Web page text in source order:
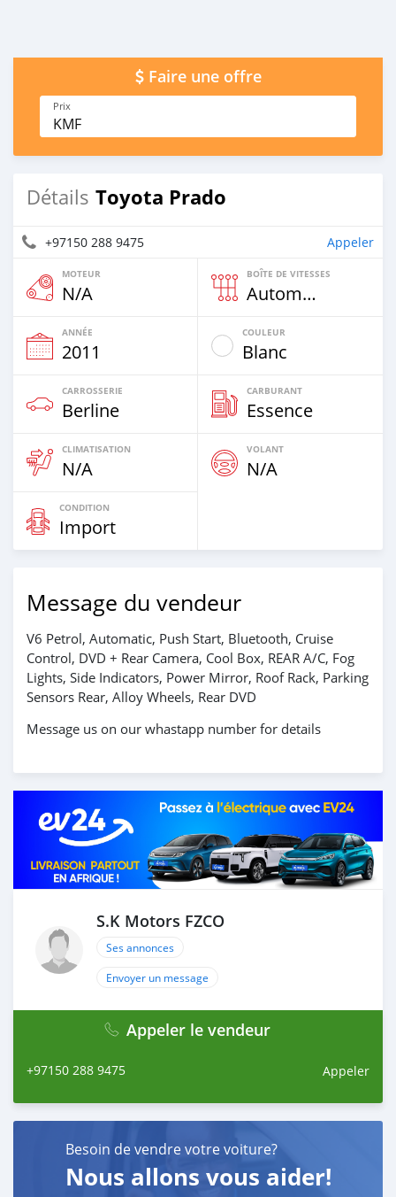
Faire une offre
Prix
KMF
Détails Toyota Prado
+97150 288 9475 Appeler
MOTEUR
N/A
BOÎTE DE VITESSES
Automatique
ANNÉE
2011
COULEUR
Blanc
CARROSSERIE
Berline
CARBURANT
Essence
CLIMATISATION
N/A
VOLANT
N/A
CONDITION
Import
Message du vendeur
V6 Petrol, Automatic, Push Start, Bluetooth, Cruise
Control, DVD + Rear Camera, Cool Box, REAR A/C, Fog
Lights, Side Indicators, Power Mirror, Roof Rack, Parking
Sensors Rear, Alloy Wheels, Rear DVD
Message us on our whastapp number for details
S.K Motors FZCO
Ses annonces
Envoyer un message
Appeler le vendeur
+97150 288 9475 Appeler
Besoin de vendre votre voiture?
Nous allons vous aider!